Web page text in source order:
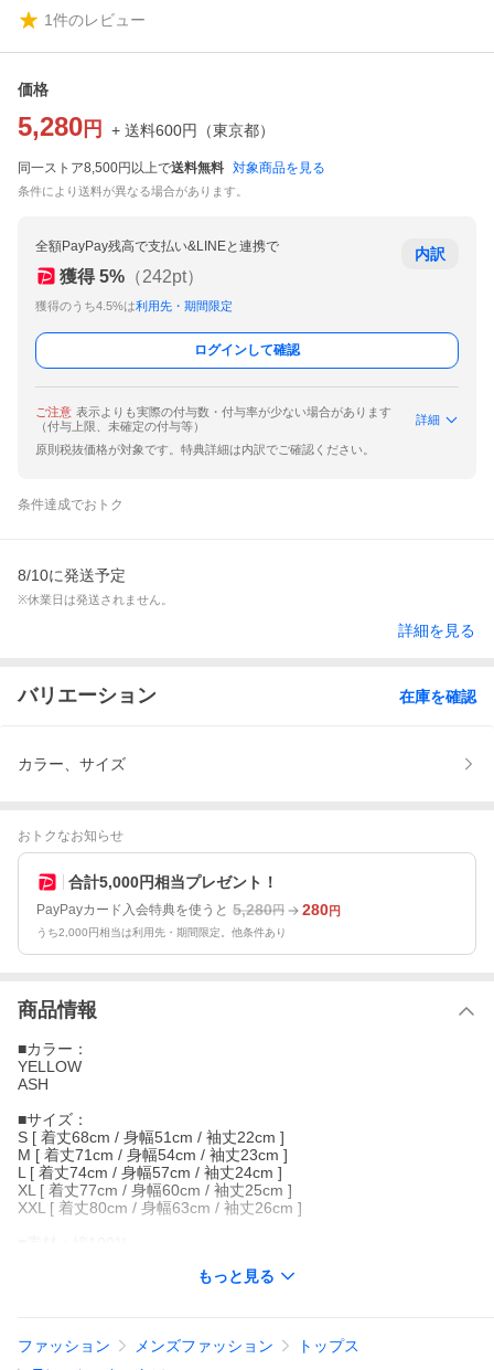
1件のレビュー
価格
5,280 円 + 送料600円 （東京都）
同一ストア8,500円以上で送料無料 対象商品を見る
条件により送料が異なる場合があります。
全額PayPay残高で支払い&LINEと連携で
獲得 5% （242pt）
獲得のうち4.5%は利用先・期間限定
内訳
ログインして確認
ご注意 表示よりも実際の付与数・付与率が少ない場合があります
（付与上限、未確定の付与等）
詳細
原則税抜価格が対象です。特典詳細は内訳でご確認ください。
条件達成でおトク
8/10に発送予定
※休業日は発送されません。
詳細を見る
バリエーション 在庫を確認
カラー、サイズ
おトクなお知らせ
合計5,000円相当プレゼント！
PayPayカード入会特典を使うと 5,280円 280円
うち2,000円相当は利用先・期間限定。他条件あり
商品情報
■カラー：
YELLOW
ASH
■サイズ：
S [ 着丈68cm / 身幅51cm / 袖丈22cm ]
M [ 着丈71cm / 身幅54cm / 袖丈23cm ]
L [ 着丈74cm / 身幅57cm / 袖丈24cm ]
XL [ 着丈77cm / 身幅60cm / 袖丈25cm ]
XXL [ 着丈80cm / 身幅63cm / 袖丈26cm ]
もっと見る
ファッション メンズファッション
トップス